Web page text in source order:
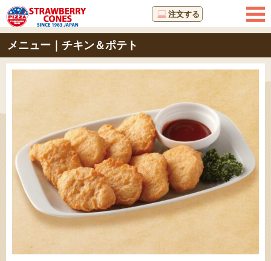
注文する
メニュー｜チキン＆ポテト